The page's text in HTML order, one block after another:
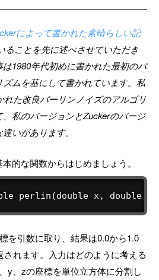
によって書かれた素晴らしい記
ことを先に述べさせていただき
1980年代初めに書かれた最初のパ
ムを基にして書かれています。私
れた改良パーリンノイズのアルゴリ
私のバージョンとZuckerのバージ
いがあります。
的な関数からはじめましょう。
perlin(double x, double
を引数に取り、結果は0.0から1.0
されます。入力はどのように考える
、zの座標を単位立方体に分割し